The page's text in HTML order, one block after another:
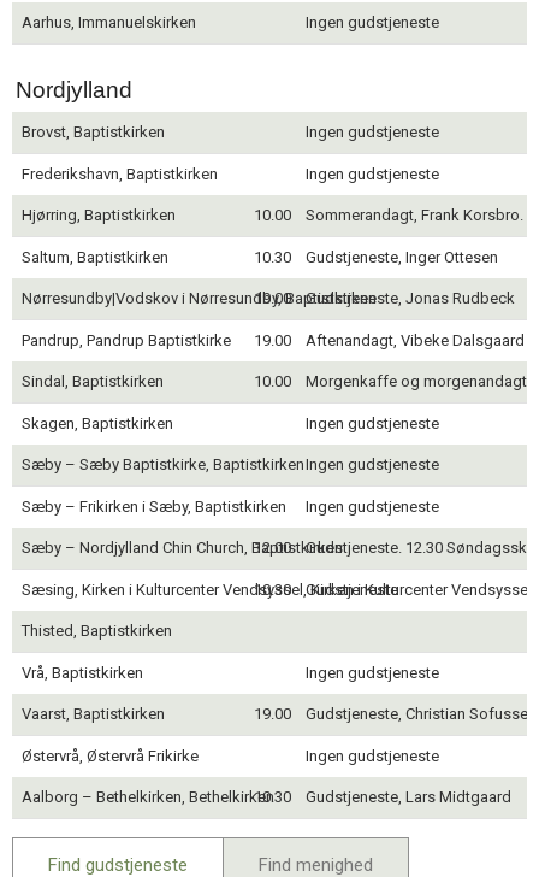
Aarhus, Immanuelskirken Ingen gudstjeneste
Nordjylland
Brovst, Baptistkirken Ingen gudstjeneste
Frederikshavn, Baptistkirken Ingen gudstjeneste
Hjørring, Baptistkirken 10.00 Sommerandagt, Frank Korsbro.
Saltum, Baptistkirken 10.30 Gudstjeneste, Inger Ottesen
Nørresundby|Vodskov i Nørresundby, Baptistkirken
19.00 Gudstjeneste, Jonas Rudbeck
Pandrup, Pandrup Baptistkirke 19.00 Aftenandagt, Vibeke Dalsgaard
Sindal, Baptistkirken 10.00 Morgenkaffe og morgenandagt,
Skagen, Baptistkirken Ingen gudstjeneste
Sæby – Sæby Baptistkirke, BaptistkirkenIngen gudstjeneste
Sæby – Frikirken i Sæby, Baptistkirken Ingen gudstjeneste
Sæby – Nordjylland Chin Church, Baptistkirken
12.00 Gudstjeneste. 12.30
Sæsing, Kirken i Kulturcenter Vendsyssel, Kirken i Kulturcenter Vendsyssel
10.30 Gudstjeneste
Thisted, Baptistkirken
Vrå, Baptistkirken Ingen gudstjeneste
Vaarst, Baptistkirken 19.00 Gudstjeneste, Christian Sofussen
Østervrå, Østervrå Frikirke Ingen gudstjeneste
Aalborg – Bethelkirken, Bethelkirken10.30 Gudstjeneste, Lars Midtgaard
Find gudstjeneste Find menighed